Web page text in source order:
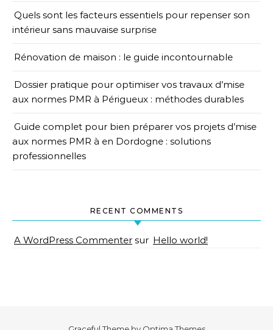
Quels sont les facteurs essentiels pour repenser son
intérieur sans mauvaise surprise
Rénovation de maison : le guide incontournable
Dossier pratique pour optimiser vos travaux d’mise
aux normes PMR à Périgueux : méthodes durables
Guide complet pour bien préparer vos projets d’mise
aux normes PMR à en Dordogne : solutions
professionnelles
RECENT COMMENTS
A WordPress Commenter sur Hello world!